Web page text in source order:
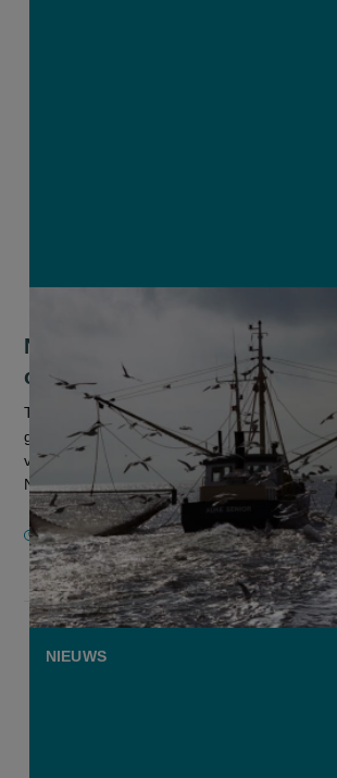
Neemt de prijs van
opnieuw een vlucht?
Tijdens de aankomende feestperiode zullen
grijze garnalen zijn, weliswaar aan hoge
vrezen de groothandels - opnieuw - voor
Nederlandse Collec...
25 NOVEMBER 2024
NIEUWS